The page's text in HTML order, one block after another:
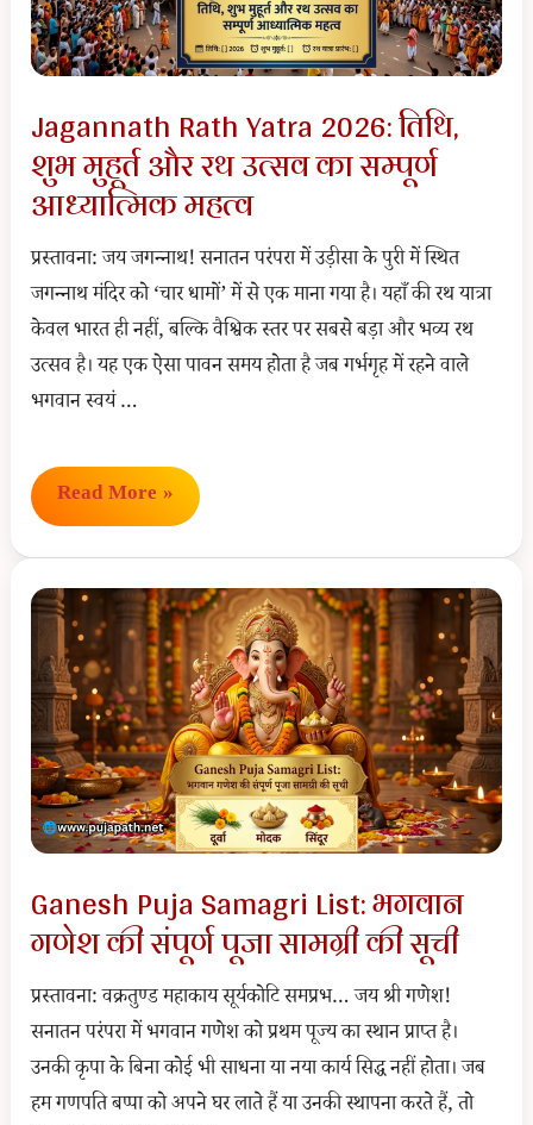
Jagannath Rath Yatra 2026: तिथि,
शुभ मुहूर्त और रथ उत्सव का सम्पूर्ण
आध्यात्मिक महत्व
प्रस्तावना: जय जगन्नाथ! सनातन परंपरा में उड़ीसा के पुरी में स्थित
जगन्नाथ मंदिर को ‘चार धामों’ में से एक माना गया है। यहाँ की रथ यात्रा
केवल भारत ही नहीं, बल्कि वैश्विक स्तर पर सबसे बड़ा और भव्य रथ
उत्सव है। यह एक ऐसा पावन समय होता है जब गर्भगृह में रहने वाले
भगवान स्वयं …
Jagannath
Rath
Yatra
2026:
तिथि,
शुभ
मुहूर्त
और
रथ
उत्सव
का
आध्यात्मिक
महत्व
Read More »
Ganesh Puja Samagri List: भगवान
गणेश की संपूर्ण पूजा सामग्री की सूची
प्रस्तावना: वक्रतुण्ड महाकाय सूर्यकोटि समप्रभ… जय श्री गणेश!
सनातन परंपरा में भगवान गणेश को प्रथम पूज्य का स्थान प्राप्त है।
उनकी कृपा के बिना कोई भी साधना या नया कार्य सिद्ध नहीं होता। जब
हम गणपति बप्पा को अपने घर लाते हैं या उनकी स्थापना करते हैं, तो